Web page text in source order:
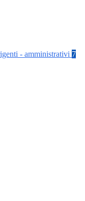
- amministrativi 7